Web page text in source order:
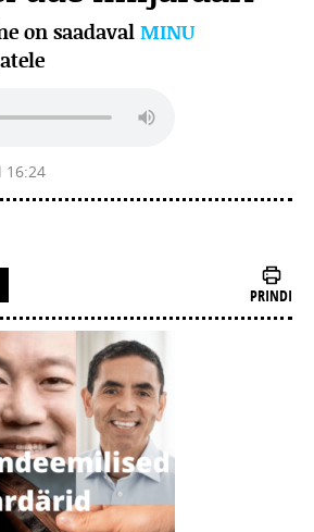
on saadaval MINU
16:24
PRINDI